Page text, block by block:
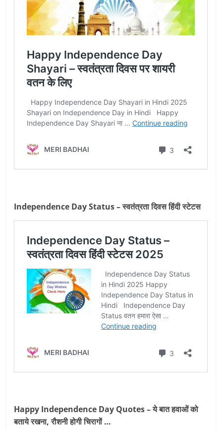
Independence Day Status – स्वतंत्रता दिवस हिंदी स्टेटस
Happy Independence Day Quotes – ये बात हवाओं को
बताये रखना, रौशनी होगी चिरागों …